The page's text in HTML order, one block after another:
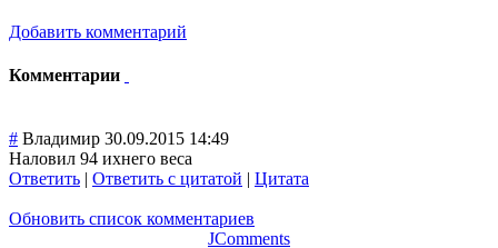
Добавить комментарий
Комментарии
# Владимир 30.09.2015 14:49
Наловил 94 ихнего веса
Ответить | Ответить с цитатой | Цитата
Обновить список комментариев
JComments